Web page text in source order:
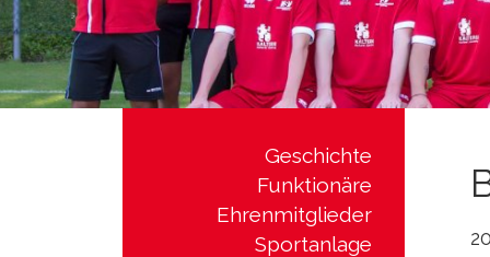
Geschichte
Funktionäre
Ehrenmitglieder
Sportanlage